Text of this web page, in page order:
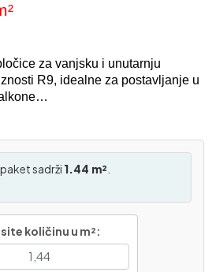
za vanjsku i unutarnju
R9, idealne za postavljanje u
sadrži 1.44 m²
količinu u m²: